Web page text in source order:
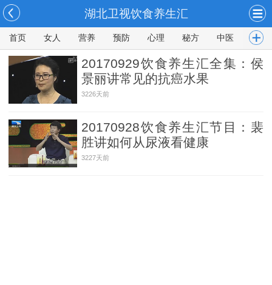
湖北卫视饮食养生汇
首页 女人 营养 预防 心理 秘方 中医 男人
20170929饮食养生汇全集：侯
景丽讲常见的抗癌水果
3226天前
20170928饮食养生汇节目：裴
胜讲如何从尿液看健康
3227天前